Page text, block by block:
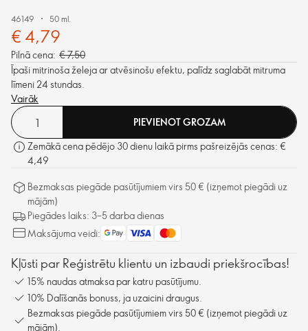
46149 50 ml.
€ 4,79
Pilnā cena: € 7,50
Īpaši mitrinoša želeja ar atvēsinošu efektu, palīdz saglabāt mitruma
līmeni 24 stundas.
Vairāk
PIEVIENOT GROZAM
Zemākā cena pēdējo 30 dienu laikā pirms pašreizējās cenas: €
4,49
Bezmaksas piegāde pasūtījumiem virs 50 € (izņemot piegādi uz
mājām)
Piegādes laiks: 3–5 darba dienas
Maksājuma veidi:
Kļūsti par Reģistrētu klientu un izbaudi priekšrocības!
15% naudas atmaksa par katru pasūtījumu.
10% Dalīšanās bonuss, ja uzaicini draugus.
Bezmaksas piegāde pasūtījumiem virs 50 € (izņemot piegādi uz
mājām).